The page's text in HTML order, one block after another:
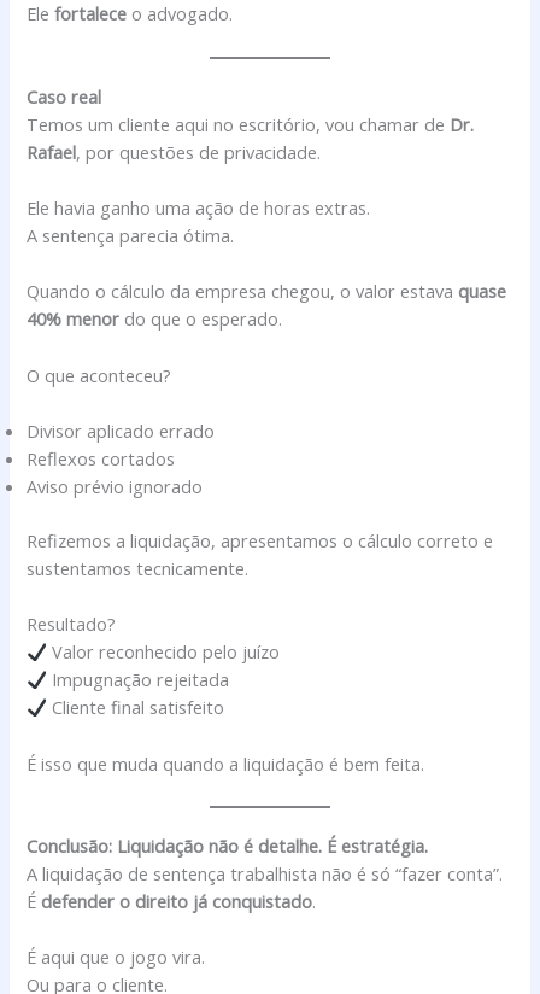
Elefortalece o advogado.
Caso real
Temos um cliente aqui no escritório, vou chamar de Dr.
Rafael, por questões de privacidade.
Ele havia ganho uma ação de horas extras.
A sentença parecia ótima.
Quando o cálculo da empresa chegou, o valor estava quase
40% menor do que o esperado.
O que aconteceu?
Divisor aplicado errado
Reflexos cortados
Aviso prévio ignorado
Refizemos a liquidação, apresentamos o cálculo correto e
sustentamos tecnicamente.
Resultado?
Valor reconhecido pelo juízo
Impugnação rejeitada
Cliente final satisfeito
É isso que muda quando a liquidação é bem feita.
Conclusão: Liquidação não é detalhe. É estratégia.
A liquidação de sentença trabalhista não é só “fazer conta”.
É defender o direito já conquistado.
É aqui que o jogo vira.
Ou para o cliente.